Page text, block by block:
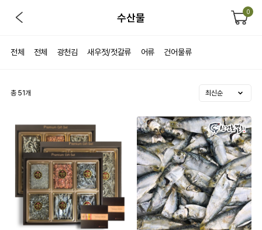
수산물 0
전체 전체 광천김 새우젓/젓갈류 어류 건어물류
총 51개